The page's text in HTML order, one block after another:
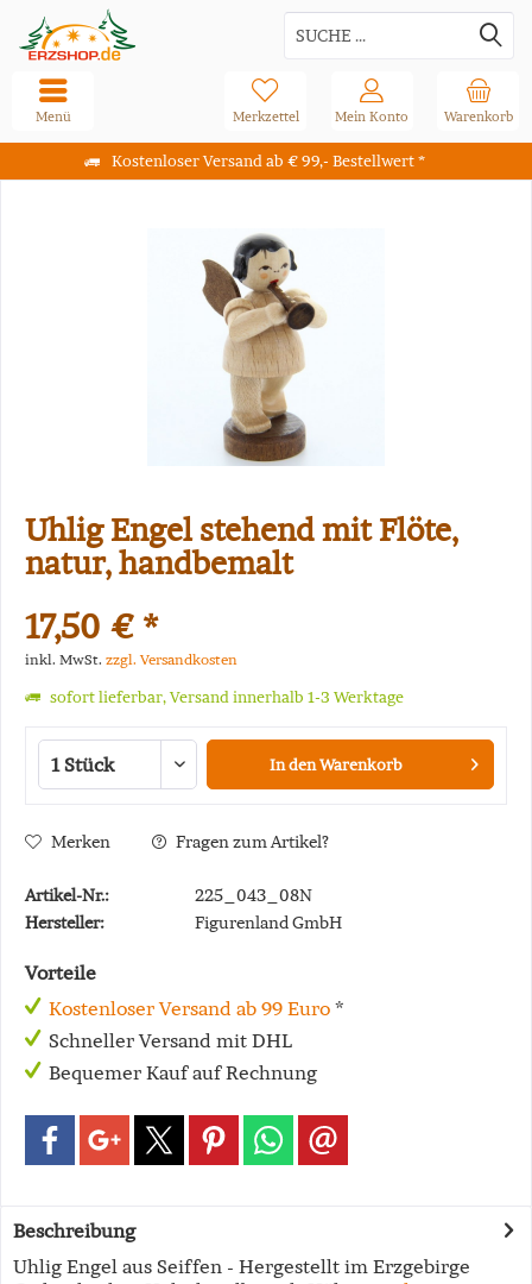
Kostenloser Versand ab € 99,- Bestellwert *
Warenkorb
Merkzettel Mein Konto
Menü
Uhlig Engel stehend mit Flöte,
natur, handbemalt
17,50 € *
inkl. MwSt. zzgl. Versandkosten
sofort lieferbar, Versand innerhalb 1-3 Werktage
In denWarenkorb
Merken Fragen zum Artikel?
Artikel-Nr.:
225_043_08N
Hersteller:
Figurenland GmbH
Vorteile
Kostenloser Versand ab 99 Euro *
Schneller Versand mit DHL
Bequemer Kauf auf Rechnung
Beschreibung
Uhlig Engel aus Seiffen - Hergestellt im Erzgebirge